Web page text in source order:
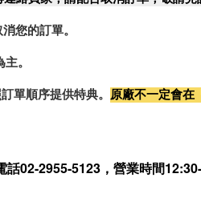
您的訂單。
。
單順序提供特典。 原廠不一定會在
02-2955-5123，營業時間